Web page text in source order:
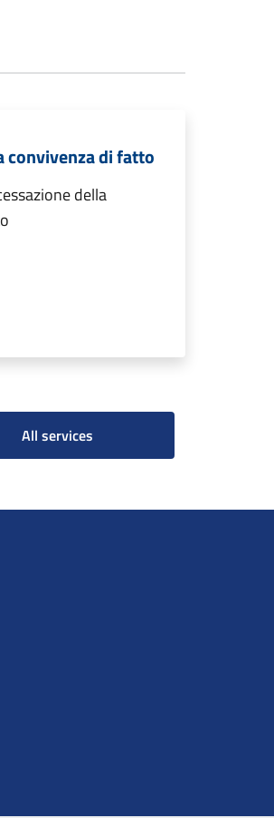
convivenza di fatto
della
All services